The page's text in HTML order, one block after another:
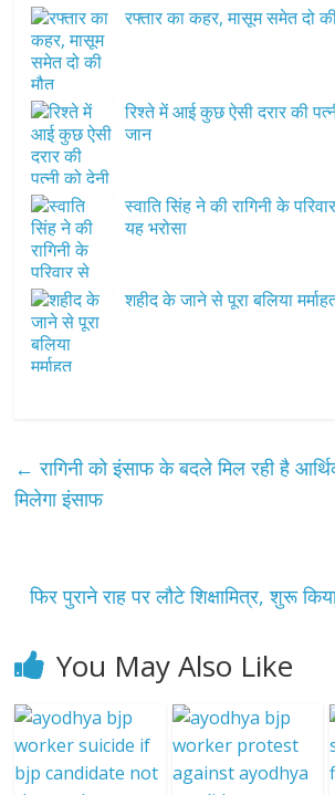
रफ्तार का कहर, मासूम समेत दो
रिश्ते में आई कुछ ऐसी दरार की
जान
स्वाति सिंह ने की रागिनी के
यह भरोसा
शहीद के जाने से पूरा बलिया
← रागिनी को इंसाफ के बदले मिल रही है
मिलेगा इंसाफ
फिर पुराने राह पर लौटे शिक्षामित्र, शुरू
You May Also Like